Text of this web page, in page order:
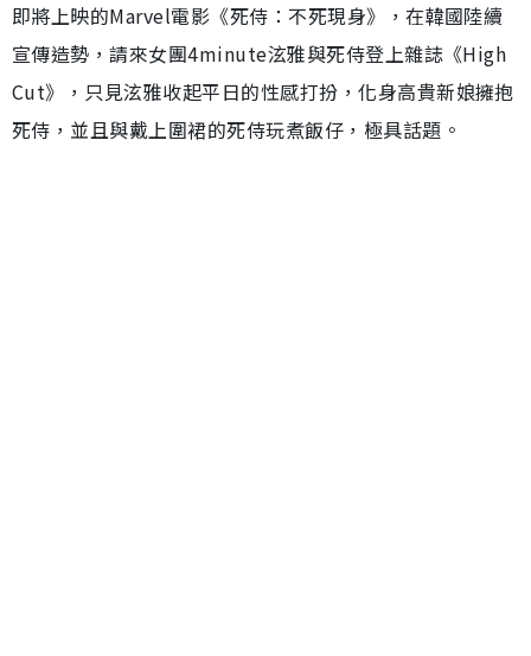
即將上映的Marvel電影《死侍：不死現身》，在韓國陸續
宣傳造勢，請來女團4minute泫雅與死侍登上雜誌《High
Cut》，只見泫雅收起平日的性感打扮，化身高貴新娘擁抱
死侍，並且與戴上圍裙的死侍玩煮飯仔，極具話題。